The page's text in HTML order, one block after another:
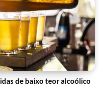
de baixo teor alcoólico